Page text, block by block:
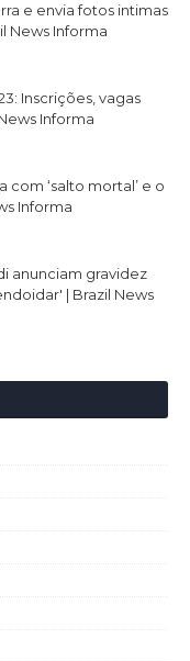
e envia fotos intimas
News Informa
Inscrições, vagas
Informa
‘salto mortal’ e o
Informa
anunciam gravidez
| Brazil News